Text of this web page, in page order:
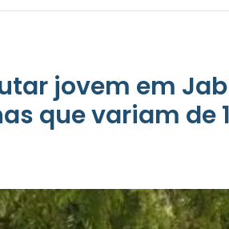
jovem em
que variam de